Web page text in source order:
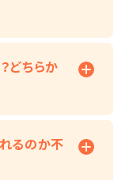
どちらか
るのか不